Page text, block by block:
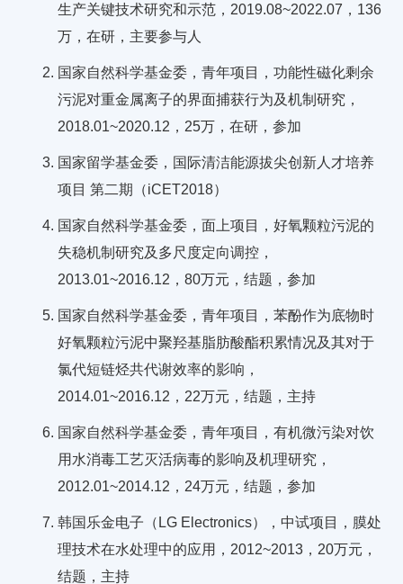
生产关键技术研究和示范，2019.08~2022.07，136
万，在研，主要参与人
国家自然科学基金委，青年项目，功能性磁化剩余
污泥对重金属离子的界面捕获行为及机制研究，
2018.01~2020.12，25万，在研，参加
国家留学基金委，国际清洁能源拔尖创新人才培养
项目 第二期（iCET2018）
国家自然科学基金委，面上项目，好氧颗粒污泥的
失稳机制研究及多尺度定向调控，
2013.01~2016.12，80万元，结题，参加
国家自然科学基金委，青年项目，苯酚作为底物时
好氧颗粒污泥中聚羟基脂肪酸酯积累情况及其对于
氯代短链烃共代谢效率的影响，
2014.01~2016.12，22万元，结题，主持
国家自然科学基金委，青年项目，有机微污染对饮
用水消毒工艺灭活病毒的影响及机理研究，
2012.01~2014.12，24万元，结题，参加
韩国乐金电子（LG Electronics），中试项目，膜处
理技术在水处理中的应用，2012~2013，20万元，
结题，主持